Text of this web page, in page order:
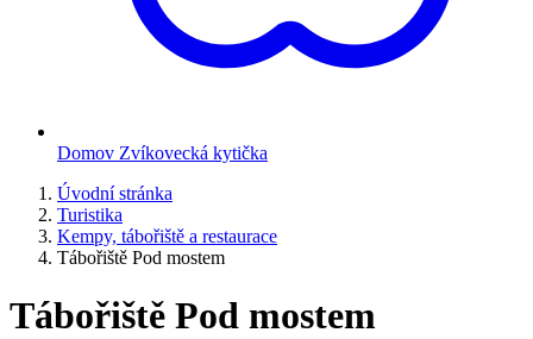
Domov Zvíkovecká kytička
Úvodní stránka
Turistika
Kempy, tábořiště a restaurace
Tábořiště Pod mostem
Tábořiště Pod mostem